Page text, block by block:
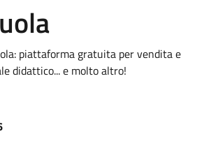
piattaforma gratuita per vendita e
didattico... e molto altro!